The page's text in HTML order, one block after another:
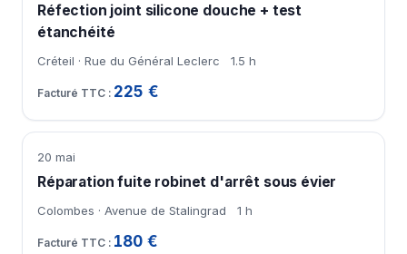
Réfection joint silicone douche + test
étanchéité
Créteil · Rue du Général Leclerc 1.5 h
225 €
20 mai
Réparation fuite robinet d'arrêt sous évier
Colombes · Avenue de Stalingrad 1 h
180 €